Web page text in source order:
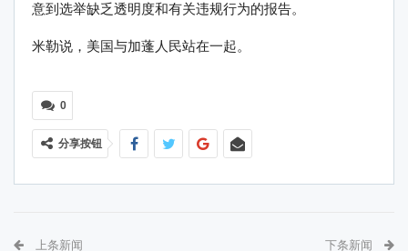
意到选举缺乏透明度和有关违规行为的报告。
米勒说，美国与加蓬人民站在一起。
0
分享按钮
上条新闻 下条新闻